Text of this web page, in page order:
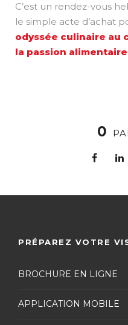
C’est un rendez-vous
le simple acte d’achat
odyssée culinaire au
la passion
0
PRÉPAREZ VOTRE
BROCHURE EN LIGNE
APPLICATION MOBILE